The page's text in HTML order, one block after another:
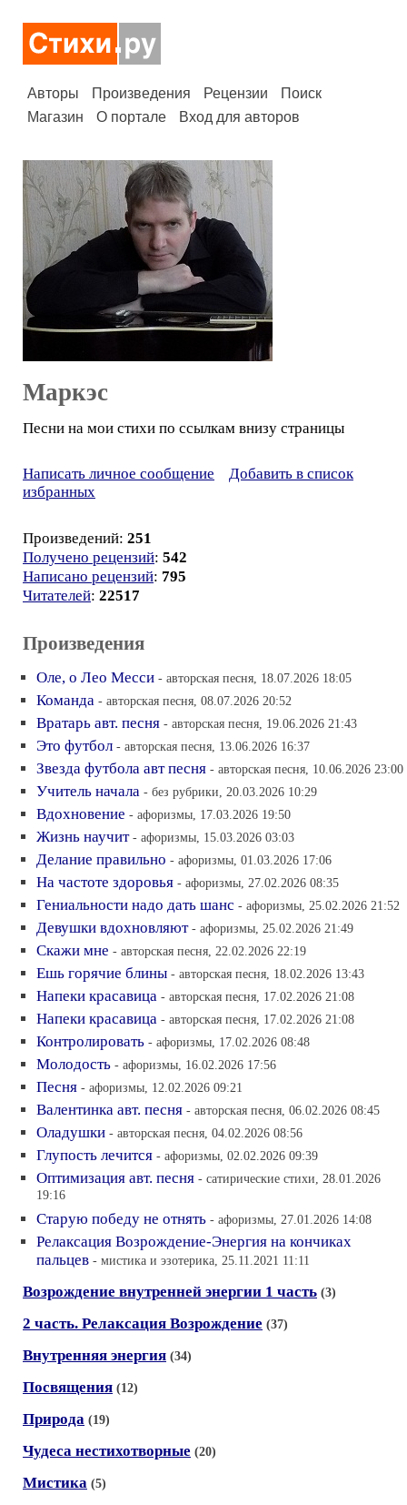
Авторы Произведения Рецензии
Поиск
Магазин
О портале Вход для авторов
Маркэс
Песни на мои стихи по ссылкам внизу страницы
Написать личное сообщение
Добавить в список
избранных
Произведений: 251
Получено рецензий: 542
Написано рецензий: 795
Читателей: 22517
Произведения
Оле, о Лео Месси - авторская песня, 18.07.2026 18:05
Команда - авторская песня, 08.07.2026 20:52
Вратарь авт. песня - авторская песня, 19.06.2026 21:43
Это футбол - авторская песня, 13.06.2026 16:37
Звезда футбола авт песня - авторская песня, 10.06.2026 23:00
Учитель начала - без рубрики, 20.03.2026 10:29
Вдохновение - афоризмы, 17.03.2026 19:50
Жизнь научит - афоризмы, 15.03.2026 03:03
Делание правильно - афоризмы, 01.03.2026 17:06
На частоте здоровья - афоризмы, 27.02.2026 08:35
Гениальности надо дать шанс - афоризмы, 25.02.2026 21:52
Девушки вдохновляют - афоризмы, 25.02.2026 21:49
Скажи мне - авторская песня, 22.02.2026 22:19
Ешь горячие блины - авторская песня, 18.02.2026 13:43
Напеки красавица - авторская песня, 17.02.2026 21:08
Напеки красавица - авторская песня, 17.02.2026 21:08
Контролировать - афоризмы, 17.02.2026 08:48
Молодость - афоризмы, 16.02.2026 17:56
Песня - афоризмы, 12.02.2026 09:21
Валентинка авт. песня - авторская песня, 06.02.2026 08:45
Оладушки - авторская песня, 04.02.2026 08:56
Глупость лечится - афоризмы, 02.02.2026 09:39
Оптимизация авт. песня - сатирические стихи, 28.01.2026
19:16
Старую победу не отнять - афоризмы, 27.01.2026 14:08
Релаксация Возрождение-Энергия на кончиках
пальцев - мистика и эзотерика, 25.11.2021 11:11
Возрождение внутренней энергии 1 часть (3)
2 часть. Релаксация Возрождение (37)
Внутренняя энергия (34)
Посвящения (12)
Природа (19)
Чудеса нестихотворные (20)
Мистика (5)